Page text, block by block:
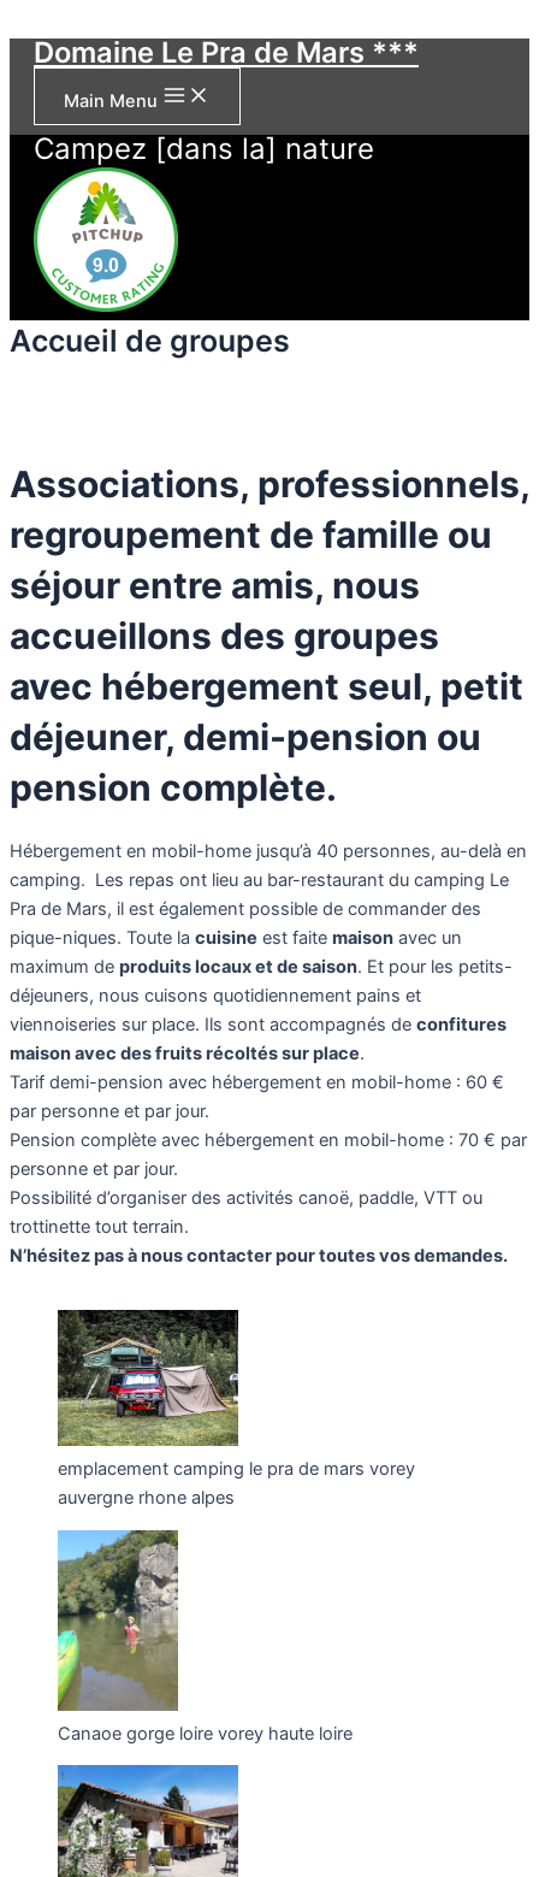
Domaine Le Pra de Mars ***
Main Menu
Campez [dans la] nature
Accueil de groupes
Associations, professionnels,
regroupement de famille ou
séjour entre amis, nous
accueillons des groupes
avec hébergement seul, petit
déjeuner, demi-pension ou
pension complète.
Hébergement en mobil-home jusqu’à 40 personnes, au-delà en
camping. Les repas ont lieu au bar-restaurant du camping Le
Pra de Mars, il est également possible de commander des
pique-niques. Toute la cuisine est faite maison avec un
maximum de produits locaux et de saison. Et pour les petits-
déjeuners, nous cuisons quotidiennement pains et
viennoiseries sur place. Ils sont accompagnés de confitures
maison avec des fruits récoltés sur place.
Tarif demi-pension avec hébergement en mobil-home : 60 €
par personne et par jour.
Pension complète avec hébergement en mobil-home : 70 € par
personne et par jour.
Possibilité d’organiser des activités canoë, paddle, VTT ou
trottinette tout terrain.
N’hésitez pas à nous contacter pour toutes vos demandes.
emplacement camping le pra de mars vorey
auvergne rhone alpes
Canaoe gorge loire vorey haute loire